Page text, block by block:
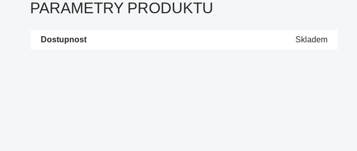
PARAMETRY PRODUKTU
Dostupnost Skladem